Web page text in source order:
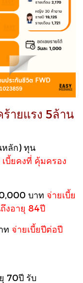
ายแรง 5ล้าน
ลัก) ทุน
บี้ยคงที่ คุ้มครอง
บาท จ่ายเบี้ย
งอายุ 84ปี
ท จ่ายเบี้ยปีต่อปี
70ปี รับ